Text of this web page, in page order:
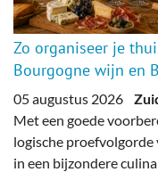
Zo organiseer je
Bourgogne wijn en
05 augustus 2026
Met een goede
logische proefvolgorde
in een bijzondere